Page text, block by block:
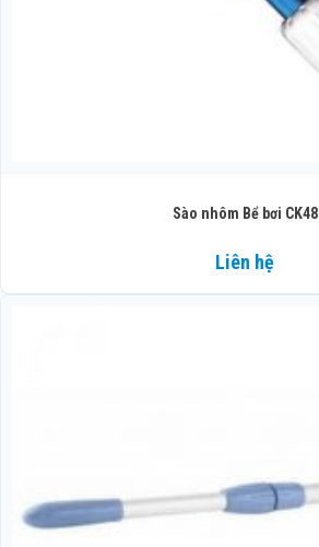
Sào nhôm Bể bơi CK48
Liên hệ